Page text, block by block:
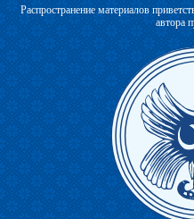
Распространение материалов
автора